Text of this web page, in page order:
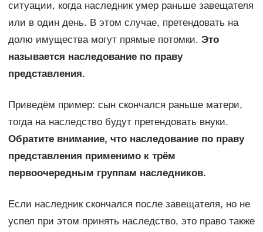
ситуации, когда наследник умер раньше завещателя
или в один день. В этом случае, претендовать на
долю имущества могут прямые потомки. Это
называется наследование по праву
представления.
Приведём пример: сын скончался раньше матери,
тогда на наследство будут претендовать внуки.
Обратите внимание, что наследование по праву
представления применимо к трём
первоочередным группам наследников.
Если наследник скончался после завещателя, но не
успел при этом принять наследство, это право также